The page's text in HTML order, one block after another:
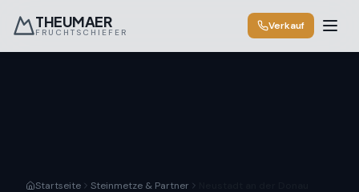
THEUMAER
FRUCHTSCHIEFER
Verkauf
Startseite Steinmetze & Partner